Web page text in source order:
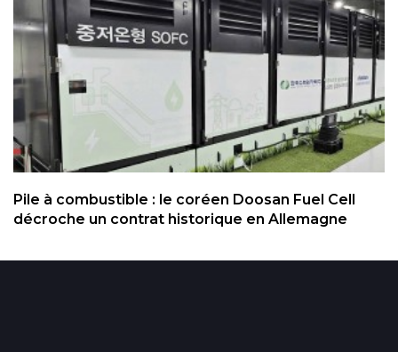
Pile à combustible : le coréen Doosan Fuel Cell
décroche un contrat historique en Allemagne